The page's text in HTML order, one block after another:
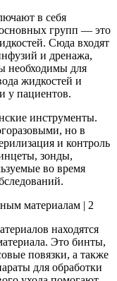
в себя
групп — это
Сюда входят
и дренажа,
необходимы для
жидкостей и
у пациентов.
инструменты.
но в
и контроль
зонды,
во время
находятся
Это бинты,
повязки, а также
для обработки